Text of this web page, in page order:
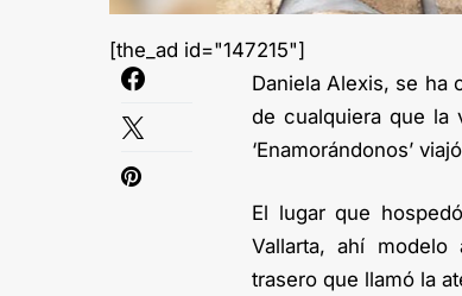
[the_ad id="147215"]
Daniela Alexis, se ha
de cualquiera que la
‘Enamorándonos’
El lugar que
Vallarta, ahí
trasero que llamó la